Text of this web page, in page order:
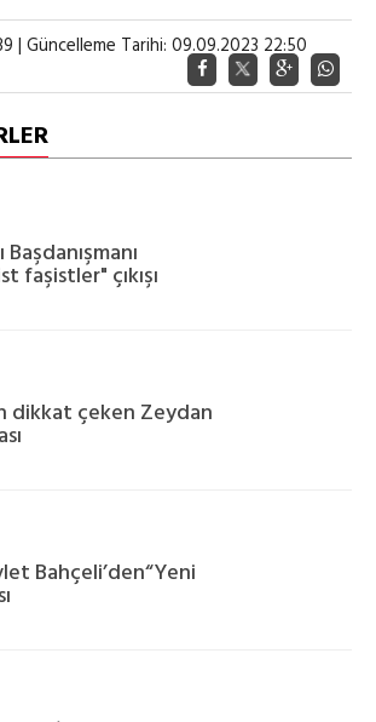
| Güncelleme Tarihi: 09.09.2023 22:50
faşistler" çıkışı
dikkat çeken Zeydan
Bahçeli’den“Yeni